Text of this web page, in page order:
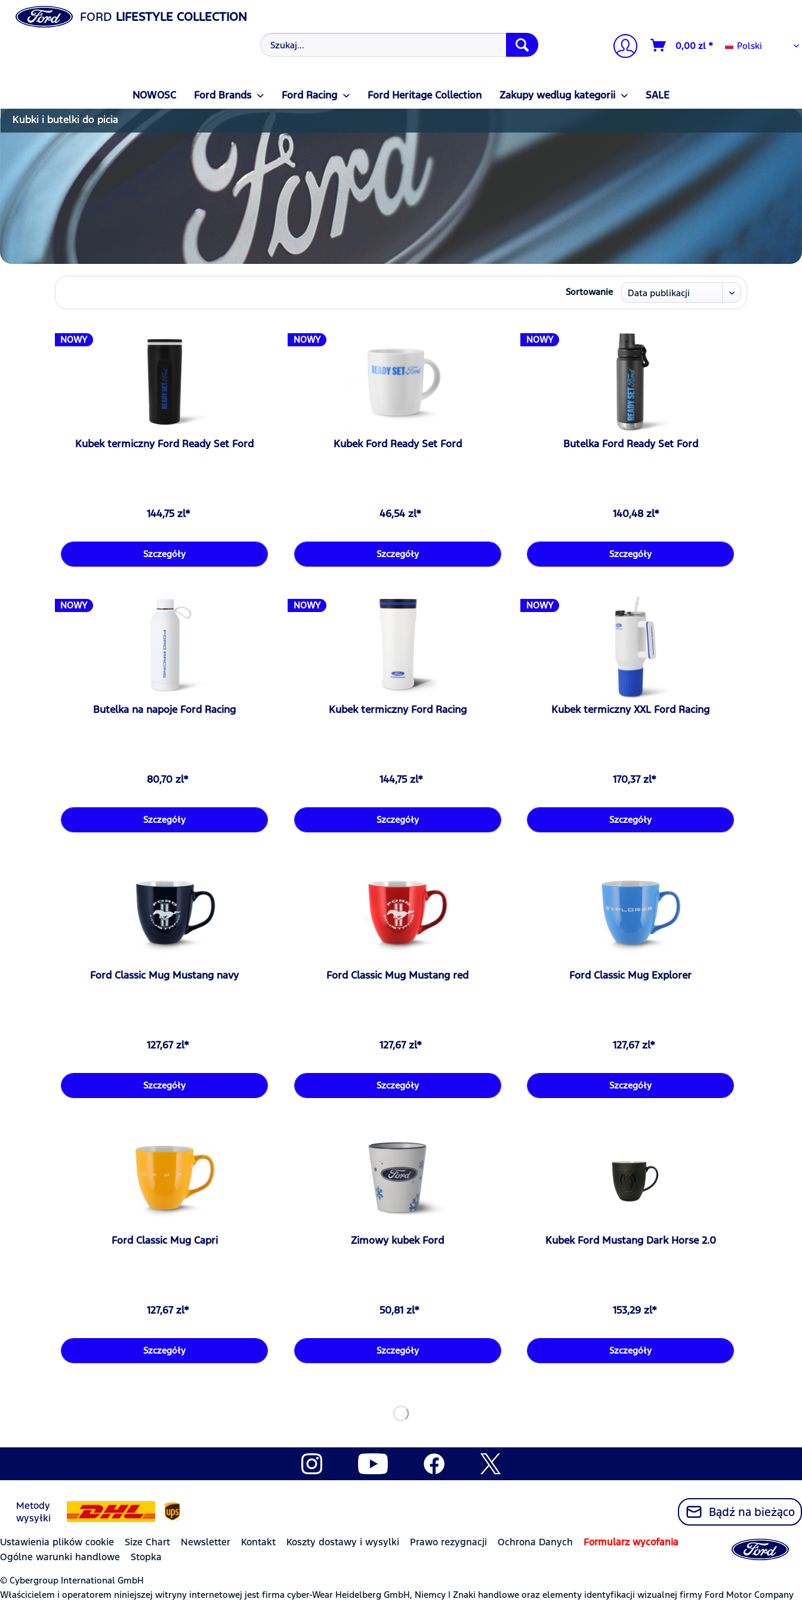
FORD LIFESTYLE COLLECTION
0,00 zl * Polski
Polski
NOWOSC Ford Brands Ford Racing Ford Heritage Collection Zakupy wedlug kategorii
SALE
Kubki i butelki do picia
Sortowanie
NOWY
Kubek termiczny Ford Ready Set Ford
144,75 zl*
Szczegóły
NOWY
Kubek Ford Ready Set Ford
46,54 zl*
Szczegóły
NOWY
Butelka Ford Ready Set Ford
140,48 zl*
Szczegóły
NOWY
Butelka na napoje Ford Racing
80,70 zl*
Szczegóły
NOWY
Kubek termiczny Ford Racing
144,75 zl*
Szczegóły
NOWY
Kubek termiczny XXL Ford Racing
170,37 zl*
Szczegóły
Ford Classic Mug Mustang navy
127,67 zl*
Szczegóły
Ford Classic Mug Mustang red
127,67 zl*
Szczegóły
Ford Classic Mug Explorer
127,67 zl*
Szczegóły
Ford Classic Mug Capri
127,67 zl*
Szczegóły
Zimowy kubek Ford
50,81 zl*
Szczegóły
Kubek Ford Mustang Dark Horse 2.0
153,29 zl*
Szczegóły
Metody
wysyłki
Bądź na bieżąco
Ustawienia plików cookie Size Chart Newsletter Kontakt Koszty dostawy i wysylki Prawo rezygnacji Ochrona Danych
Formularz wycofania
Ogólne warunki handlowe
Stopka
© Cybergroup International GmbH
Właścicielem i operatorem niniejszej witryny internetowej jest firma cyber-Wear Heidelberg GmbH, Niemcy | Znaki handlowe oraz elementy identyfikacji wizualnej firmy Ford Motor Company